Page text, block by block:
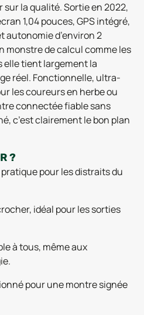
la qualité. Sortie en 2022,
1,04 pouces, GPS intégré,
autonomie d’environ 2
monstre de calcul comme les
elle tient largement la
réel. Fonctionnelle, ultra-
les coureurs en herbe ou
connectée fiable sans
c’est clairement le bon plan
?
pour les distraits du
idéal pour les sorties
à tous, même aux
pour une montre signée